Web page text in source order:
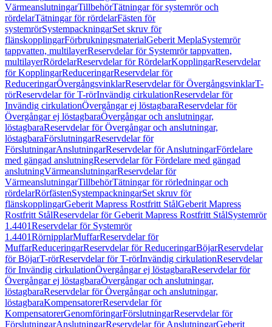
VärmeanslutningarTillbehörTätningar för systemrör och
rördelarTätningar för rördelarFästen för
systemrörSystempackningarSet skruv för
flänskopplingarFörbrukningsmaterialGeberit MeplaSystemrör
tappvatten, multilayerReservdelar för Systemrör tappvatten,
multilayerRördelarReservdelar för RördelarKopplingarReservdelar
för KopplingarReduceringarReservdelar för
ReduceringarÖvergångsvinklarReservdelar för ÖvergångsvinklarT-
rörReservdelar för T-rörInvändig cirkulationReservdelar för
Invändig cirkulationÖvergångar ej löstagbaraReservdelar för
Övergångar ej löstagbaraÖvergångar och anslutningar,
löstagbaraReservdelar för Övergångar och anslutningar,
löstagbaraFörslutningarReservdelar för
FörslutningarAnslutningarReservdelar för AnslutningarFördelare
med gängad anslutningReservdelar för Fördelare med gängad
anslutningVärmeanslutningarReservdelar för
VärmeanslutningarTillbehörTätningar för rörledningar och
rördelarRörfästenSystempackningarSet skruv för
flänskopplingarGeberit Mapress Rostfritt StålGeberit Mapress
Rostfritt StålReservdelar för Geberit Mapress Rostfritt StålSystemrör
1.4401Reservdelar för Systemrör
1.4401RörnipplarMuffarReservdelar för
MuffarReduceringarReservdelar för ReduceringarBöjarReservdelar
för BöjarT-rörReservdelar för T-rörInvändig cirkulationReservdelar
för Invändig cirkulationÖvergångar ej löstagbaraReservdelar för
Övergångar ej löstagbaraÖvergångar och anslutningar,
löstagbaraReservdelar för Övergångar och anslutningar,
löstagbaraKompensatorerReservdelar för
KompensatorerGenomföringarFörslutningarReservdelar för
FörslutningarAnslutningarReservdelar för AnslutningarGeberit